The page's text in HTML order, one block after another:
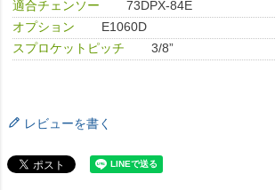
適合チェンソー
73DPX-84E
オプション
E1060D
スプロケットピッチ
3/8”
レビューを書く